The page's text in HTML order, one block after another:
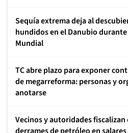
Sequía extrema deja al
hundidos en el Danubio
Mundial
TC abre plazo para exponer
de megarreforma: personas y
anotarse
Vecinos y autoridades